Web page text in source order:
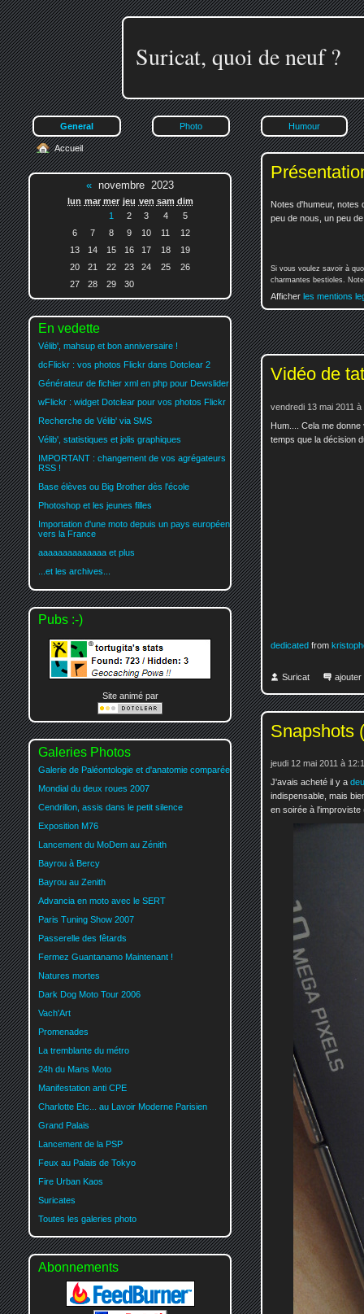
Suricat, quoi de neuf ?
General Photo Humour
Notes d'humeur, notes
peu de nous, un peu
Si vous voulez savoir à
charmantes bestioles.
Afficher les mentions
Vidéo de
vendredi 13 mai 2011 à
Hum.... Cela me
temps que la décision
dedicated from
Suricat ajouter
Snapshots
jeudi 12 mai 2011 à
J'avais acheté il y a
indispensable, mais
en soirée à l'improviste
Accueil
« novembre 2023
lun mar mer jeu ven sam dim
1
2 3 4
5
6
7 8 9 10 11
12
13
14 15 16 17 18
19
20
21 22 23 24 25
26
27
28 29 30
En vedette
Vélib', mahsup et bon anniversaire !
dcFlickr : vos photos Flickr dans Dotclear 2
Générateur de fichier xml en php pour Dewslider
wFlickr : widget Dotclear pour vos photos Flickr
Recherche de Vélib' via SMS
Vélib', statistiques et jolis graphiques
IMPORTANT : changement de vos agrégateurs
RSS !
Base élèves ou Big Brother dès l'école
Photoshop et les jeunes filles
Importation d'une moto depuis un pays européen
vers la France
aaaaaaaaaaaaaa et plus
...et les archives...
Pubs :-)
Site animé par
Galeries Photos
Galerie de Paléontologie et d'anatomie comparée
Mondial du deux roues 2007
Cendrillon, assis dans le petit silence
Exposition M76
Lancement du MoDem au Zénith
Bayrou à Bercy
Bayrou au Zenith
Advancia en moto avec le SERT
Paris Tuning Show 2007
Passerelle des fêtards
Fermez Guantanamo Maintenant !
Natures mortes
Dark Dog Moto Tour 2006
Vach'Art
Promenades
La tremblante du métro
24h du Mans Moto
Manifestation anti CPE
Charlotte Etc... au Lavoir Moderne Parisien
Grand Palais
Lancement de la PSP
Feux au Palais de Tokyo
Fire Urban Kaos
Suricates
Toutes les galeries photo
Abonnements